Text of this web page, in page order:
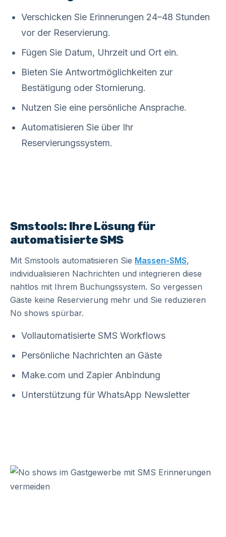
Verschicken Sie Erinnerungen 24–48 Stunden
vor der Reservierung.
Fügen Sie Datum, Uhrzeit und Ort ein.
Bieten Sie Antwortmöglichkeiten zur
Bestätigung oder Stornierung.
Nutzen Sie eine persönliche Ansprache.
Automatisieren Sie über Ihr
Reservierungssystem.
Smstools: Ihre Lösung für
automatisierte SMS
Mit Smstools automatisieren Sie Massen-SMS,
individualisieren Nachrichten und integrieren diese
nahtlos mit Ihrem Buchungssystem. So vergessen
Gäste keine Reservierung mehr und Sie reduzieren
No shows spürbar.
Vollautomatisierte SMS Workflows
Persönliche Nachrichten an Gäste
Make.com und Zapier Anbindung
Unterstützung für WhatsApp Newsletter